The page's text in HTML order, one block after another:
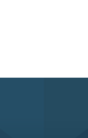
elérhető és